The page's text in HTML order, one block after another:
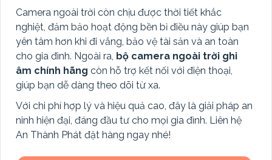
Camera ngoài trời còn chịu được thời tiết khắc
nghiệt, đảm bảo hoạt động bền bỉ điều này giúp bạn
yên tâm hơn khi đi vắng, bảo vệ tài sản và an toàn
cho gia đình. Ngoài ra, bộ camera ngoài trời ghi
âm chính hãng còn hỗ trợ kết nối với điện thoại,
giúp bạn dễ dàng theo dõi từ xa.
Với chi phí hợp lý và hiệu quả cao, đây là giải pháp an
ninh hiện đại, đáng đầu tư cho mọi gia đình. Liên hệ
An Thành Phát đặt hàng ngay nhé!